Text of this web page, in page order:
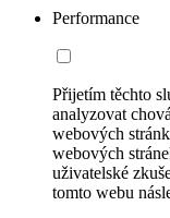
Performance
Přijetím těchto
analyzovat
webových
webových
uživatelské
tomto webu